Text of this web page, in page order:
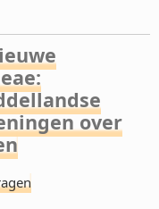
over